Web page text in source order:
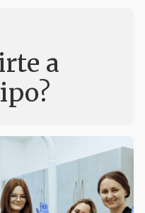
a